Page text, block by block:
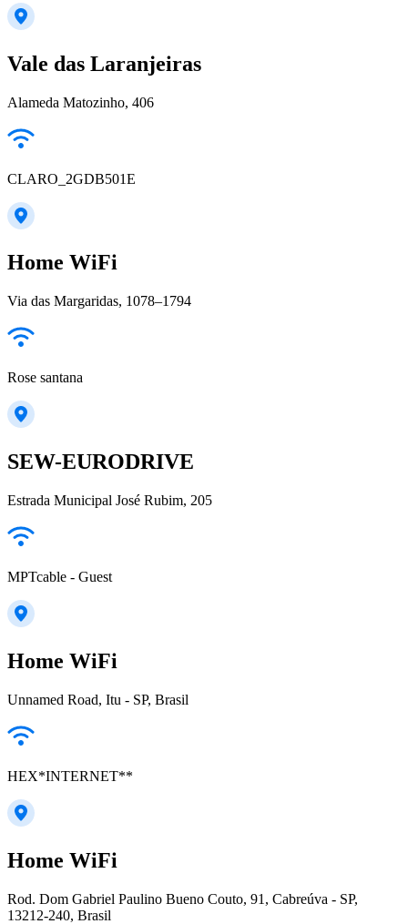
Vale das Laranjeiras
Alameda Matozinho, 406
CLARO_2GDB501E
Home WiFi
Via das Margaridas, 1078–1794
Rose santana
SEW-EURODRIVE
Estrada Municipal José Rubim, 205
MPTcable - Guest
Home WiFi
Unnamed Road, Itu - SP, Brasil
HEX*INTERNET**
Home WiFi
Rod. Dom Gabriel Paulino Bueno Couto, 91, Cabreúva - SP,
13212-240, Brasil